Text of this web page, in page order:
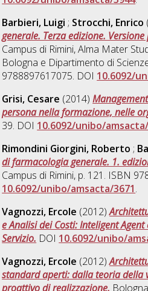
Barbieri, Luigi ; Strocchi, Enrico
generale. Terza edizione.
Campus di Rimini, Alma Mater
Bologna e Dipartimento di
9788897617075. DOI 10.6092/
Grisi, Cesare (2014)
persona nella formazione, nelle
39. DOI 10.6092/unibo/
Rimondini Giorgini, Roberto ;
di farmacologia generale. 1.
Campus di Rimini, p. 121. ISBN
10.6092/unibo/amsacta/3671.
Vagnozzi, Ercole (2012)
e Analisi dei Costi: Inteligent
Servizio. DOI 10.6092/unibo/
Vagnozzi, Ercole (2012)
standard aperti: dalla teoria della
proattivo di realizzazione.